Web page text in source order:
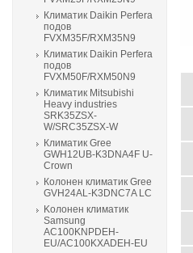
Климатик Daikin Perfera
подов
FVXM35F/RXM35N9
Климатик Daikin Perfera
подов
FVXM50F/RXM50N9
Климатик Mitsubishi
Heavy industries
SRK35ZSX-
W/SRC35ZSX-W
Климатик Gree
GWH12UB-K3DNA4F U-
Crown
Колонен климатик Gree
GVH24AL-K3DNC7A LC
Kолонен климатик
Samsung
AC100KNPDEH-
EU/AC100KXADEH-EU